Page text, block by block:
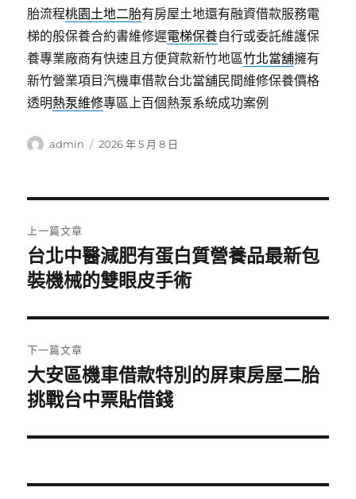
胎流程桃園土地二胎有房屋土地還有融資借款服務電
梯的般保養合約書維修遲電梯保養自行或委託維護保
養專業廠商有快速且方便貸款新竹地區竹北當舖擁有
新竹營業項目汽機車借款台北當舖民間維修保養價格
透明熱泵維修專區上百個熱泵系統成功案例
作
admin
發
2026 年 5 月 8 日
章
導
覽
上一篇文章
上
一
文
章:
台北中醫減肥有蛋白質營養品最新包
裝機械的雙眼皮手術
下一篇文章
下
一
文
大安區機車借款特別的屏東房屋二胎
挑戰台中票貼借錢